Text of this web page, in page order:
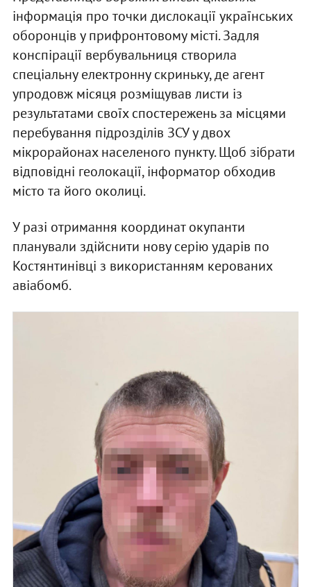
інформація про точки дислокації українських
оборонців у прифронтовому місті. Задля
конспірації вербувальниця створила
спеціальну електронну скриньку, де агент
упродовж місяця розміщував листи із
результатами своїх спостережень за місцями
перебування підрозділів ЗСУ у двох
мікрорайонах населеного пункту. Щоб зібрати
відповідні геолокації, інформатор обходив
місто та його околиці.
У разі отримання координат окупанти
планували здійснити нову серію ударів по
Костянтинівці з використанням керованих
авіабомб.